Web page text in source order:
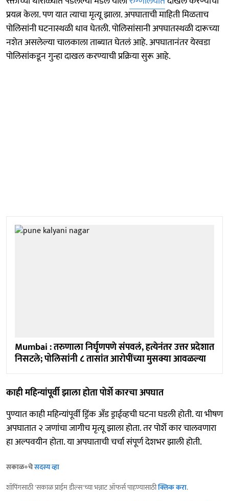
प्रयत्न केला. पण यात त्याचा मृत्यू झाला. अपघाताची माहिती मिळताच
पोलिसांनी घटनास्थळी धाव घेतली. पोलिसांसानी अपघातस्थळी दारूच्या
नशेत असलेल्या चालकाला ताब्यात घेतलं आहे. अपघातानंतर येरवडा
पोलिसांकडून गुन्हा दाखल करण्याची प्रक्रिया सुरू आहे.
Mumbai : तरुणाला निर्घृणपणे संपवलं, हत्येनंतर उत्तर प्रदेशात
निसटले; पोलिसांनी ८ तासांत आरोपींच्या मुसक्या आवळल्या
काही महिन्यांपूर्वी झाला होता पोर्शे कारचा अपघात
पुण्यात काही महिन्यांपूर्वी ड्रिंक अँड ड्राईव्हची घटना घडली होती. या भीषण
अपघातात २ जणांचा जागीच मृत्यू झाला होता. तर पोर्शे कार चालवणारा
हा अल्पवयीन होता. या अपघाताची चर्चा संपूर्ण देशभर झाली होती.
सकाळ+चेसदस्य व्हा
शॉपिंगसाठी 'सकाळ प्राईम डील्स'च्या भन्नाट ऑफर्स पाहण्यासाठीक्लिक करा.